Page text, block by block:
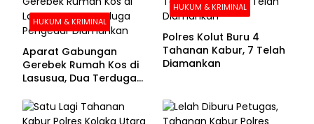
HUKUM & KRIMINAL
Aparat Gabungan
Gerebek Rumah Kos di
Lasusua, Dua Terduga
HUKUM & KRIMINAL
Polres Kolut Buru 4
Tahanan Kabur, 7 Telah
Diamankan